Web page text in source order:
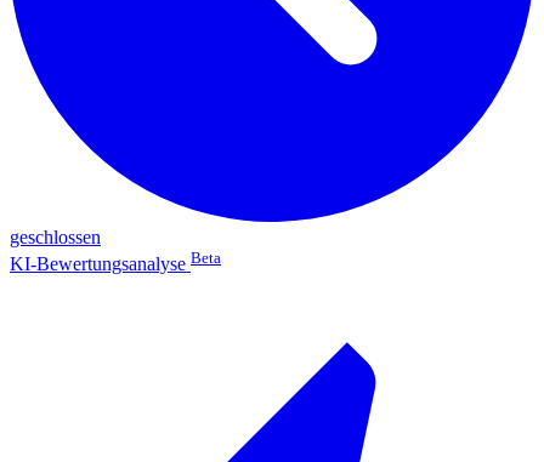
geschlossen
KI-Bewertungsanalyse Beta